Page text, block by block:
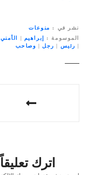
نشر في
منوعات
الموسومة
إبراهيم | الأمني
| رئيس | رجل | وصاحب
ا
اترك تعليقاً